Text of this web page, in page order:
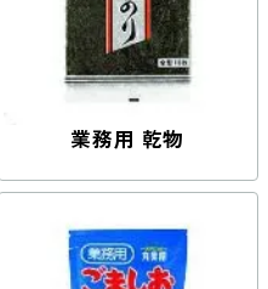
業務用 乾物